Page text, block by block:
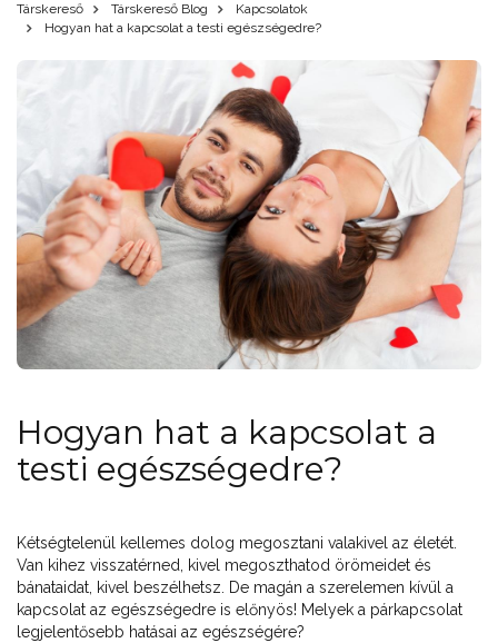
Társkereső Társkereső Blog
Kapcsolatok
Hogyan hat a kapcsolat a testi egészségedre?
Hogyan hat a kapcsolat a
testi egészségedre?
Kétségtelenül kellemes dolog megosztani valakivel az életét.
Van kihez visszatérned, kivel megoszthatod örömeidet és
bánataidat, kivel beszélhetsz. De magán a szerelemen kívül a
kapcsolat az egészségedre is előnyös! Melyek a párkapcsolat
legjelentősebb hatásai az egészségére?